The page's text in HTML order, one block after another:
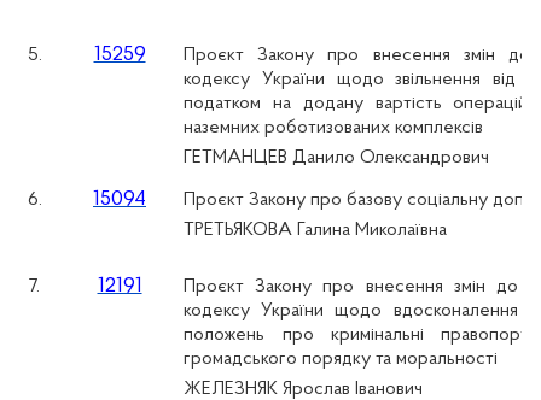
5. 15259
Проєкт Закону про внесення змін до
кодексу України щодо звільнення від
податком на додану вартість операцій
наземних роботизованих комплексів
ГЕТМАНЦЕВ Данило Олександрович
6. 15094
Проєкт Закону про базову соціальну
ТРЕТЬЯКОВА Галина Миколаївна
7. 12191
Проєкт Закону про внесення змін до
кодексу України щодо вдосконалення
положень про кримінальні
громадського порядку та моральності
ЖЕЛЕЗНЯК Ярослав Іванович